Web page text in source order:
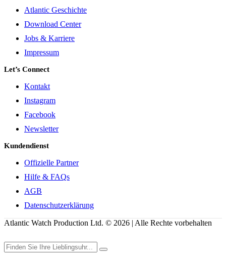
Atlantic Geschichte
Download Center
Jobs & Karriere
Impressum
Let’s Connect
Kontakt
Instagram
Facebook
Newsletter
Kundendienst
Offizielle Partner
Hilfe & FAQs
AGB
Datenschutzerklärung
Atlantic Watch Production Ltd. © 2026 | Alle Rechte vorbehalten